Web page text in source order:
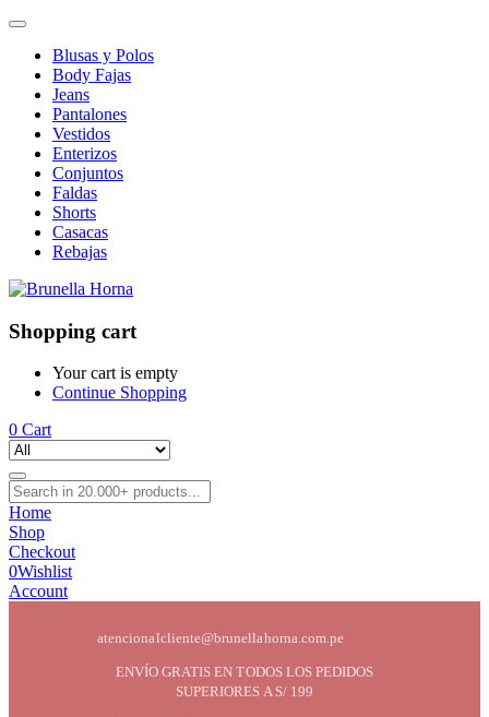
Blusas y Polos
Body Fajas
Jeans
Pantalones
Vestidos
Enterizos
Conjuntos
Faldas
Shorts
Casacas
Rebajas
Shopping cart
Your cart is empty
Continue Shopping
0 Cart
Home
Shop
Checkout
0Wishlist
Account
atencionalcliente@brunellahorna.com.pe
ENVÍO GRATIS EN TODOS LOS PEDIDOS
SUPERIORES A S/ 199